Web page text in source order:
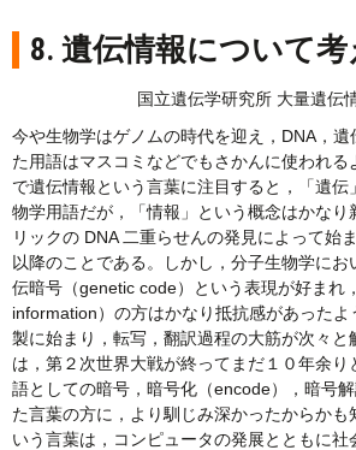
8. 遺伝情報について考
国立遺伝学研究所 大量遺伝
今や生物学はゲノムの時代を迎え，DNA，遺
た用語はマスコミなどでもさかんに使われる
で遺伝情報という言葉に注目すると，「遺伝
物学用語だが，「情報」という概念はかなり
リックの DNA 二重らせんの発見によって始
以降のことである。しかし，分子生物学にお
伝暗号（genetic code）という表現が好まれ
information）の方はかなり抵抗感があったよ
製に始まり，転写，翻訳過程の大筋が次々と
は，第２次世界大戦が終ってまだ１０年余り
語としての暗号，暗号化（encode），暗号
た言葉の方に，より馴じみ深かったからかも
いう言葉は，コンピュータの発展とともに社